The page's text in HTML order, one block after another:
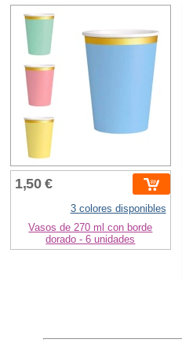
1,50 €
3 colores disponibles
Vasos de 270 ml con borde
dorado - 6 unidades